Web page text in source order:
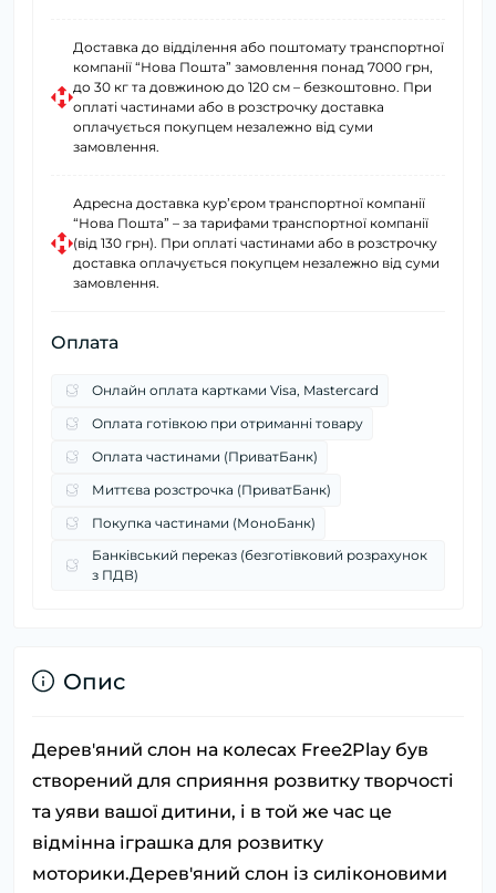
Доставка до відділення або поштомату транспортної
компанії “Нова Пошта” замовлення понад 7000 грн,
до 30 кг та довжиною до 120 см – безкоштовно. При
оплаті частинами або в розстрочку доставка
оплачується покупцем незалежно від суми
замовлення.
Адресна доставка курʼєром транспортної компанії
“Нова Пошта” – за тарифами транспортної компанії
(від 130 грн). При оплаті частинами або в розстрочку
доставка оплачується покупцем незалежно від суми
замовлення.
Оплата
Онлайн оплата картками Visa, Mastercard
Оплата готівкою при отриманні товару
Оплата частинами (ПриватБанк)
Миттєва розстрочка (ПриватБанк)
Покупка частинами (МоноБанк)
Банківський переказ (безготівковий розрахунок
з ПДВ)
Опис
Дерев'яний слон на колесах Free2Play був
створений для сприяння розвитку творчості
та уяви вашої дитини, і в той же час це
відмінна іграшка для розвитку
моторики.Дерев'яний слон із силіконовими